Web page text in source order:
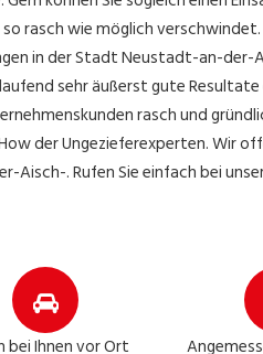
rasch wie möglich
in der Stadt Neustadt-an-
sehr äußerst gute Resultate
rasch und
der Ungezieferexperten. Wir
. Rufen Sie einfach bei
bei Ihnen vor Ort